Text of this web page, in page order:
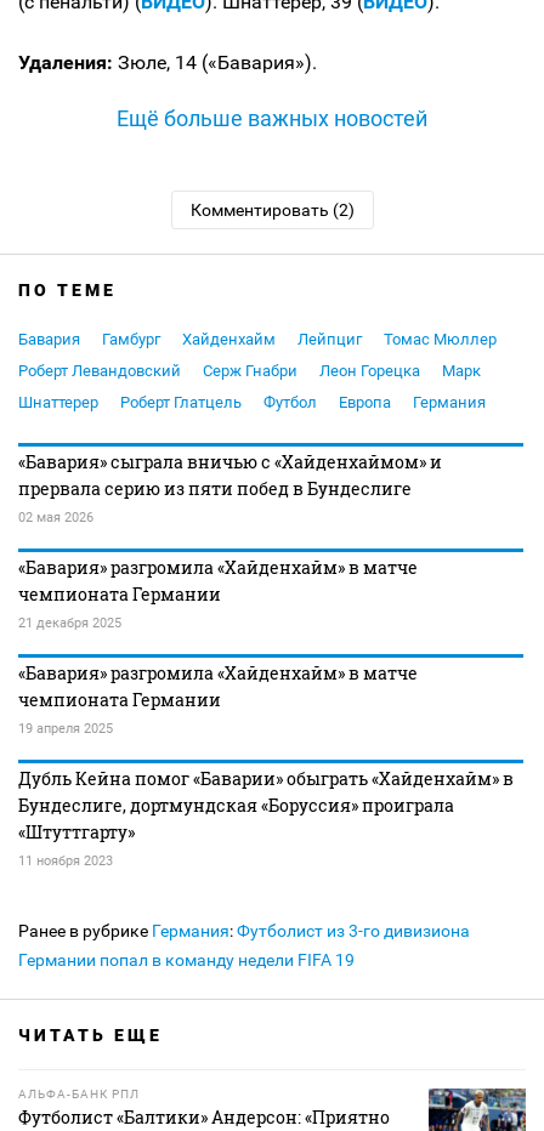
Удаления: Зюле, 14 («Бавария»).
Ещё больше важных новостей
Комментировать (2)
ПО ТЕМЕ
Бавария Гамбург Хайденхайм Лейпциг
Томас Мюллер
Роберт Левандовский
Серж Гнабри Леон Горецка
Марк
Шнаттерер
Роберт Глатцель Футбол Европа Германия
«Бавария» сыграла вничью с «Хайденхаймом» и
прервала серию из пяти побед в Бундеслиге
02 мая 2026
«Бавария» разгромила «Хайденхайм» в матче
чемпионата Германии
21 декабря 2025
«Бавария» разгромила «Хайденхайм» в матче
чемпионата Германии
19 апреля 2025
Дубль Кейна помог «Баварии» обыграть «Хайденхайм» в
Бундеслиге, дортмундская «Боруссия» проиграла
«Штуттгарту»
11 ноября 2023
Ранее в рубрике Германия:Футболист из 3-го дивизиона
Германии попал в команду недели FIFA 19
ЧИТАТЬ ЕЩЕ
АЛЬФА-БАНК РПЛ
Футболист «Балтики» Андерсон: «Приятно